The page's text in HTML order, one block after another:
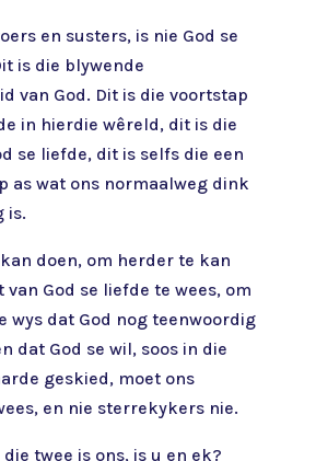
en susters, is nie God se
is die blywende
van God. Dit is die voortstap
in hierdie wêreld, dit is die
se liefde, dit is selfs die een
as wat ons normaalweg dink
is.
doen, om herder te kan
van God se liefde te wees, om
wys dat God nog teenwoordig
dat God se wil, soos in die
geskied, moet ons
en nie sterrekykers nie.
twee is ons, is u en ek?